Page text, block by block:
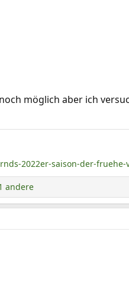
möglich aber ich
2022er-saison-der-
andere